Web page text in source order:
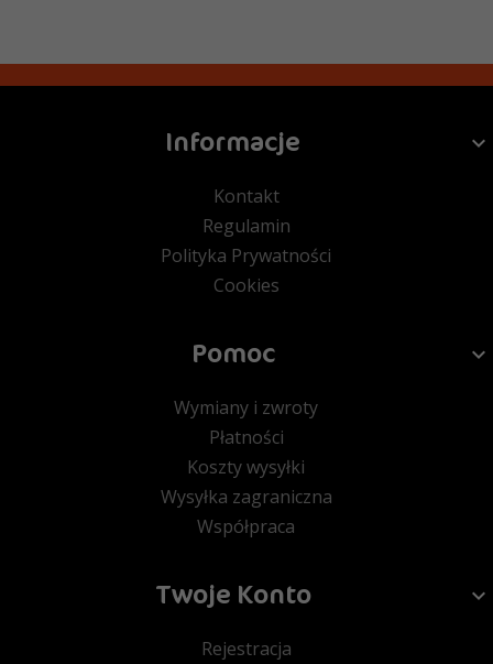
Informacje
Kontakt
Regulamin
Polityka Prywatności
Cookies
Pomoc
Wymiany i zwroty
Płatności
Koszty wysyłki
Wysyłka zagraniczna
Współpraca
Twoje Konto
Rejestracja